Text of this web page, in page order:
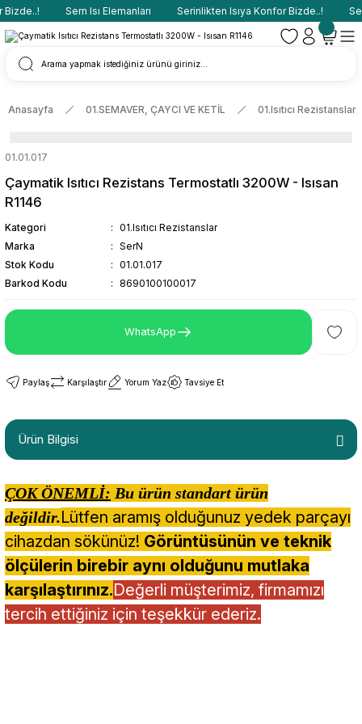
Sern Isı Elemanları Serinlikten Isıya Konfor Bizde..!
Anasayfa 01.SEMAVER, ÇAYCI VE KETİL 01.Isıtıcı Rezistanslar
01.01.017
Çaymatik Isıtıcı Rezistans Termostatlı 3200W - Isısan
R1146
Kategori
01.Isıtıcı Rezistanslar
Marka
SerN
Stok Kodu
01.01.017
Barkod Kodu
8690100100017
WhatsApp
Paylaş Karşılaştır Yorum Yaz Tavsiye Et
Ürün Bilgisi
ÇOK ÖNEMLİ: Bu ürün standart ürün
değildir.Lütfen aramış olduğunuz yedek parçayı
cihazdan sökünüz! Görüntüsünün ve teknik
ölçülerin birebir aynı olduğunu mutlaka
karşılaştırınız.Değerli müşterimiz, firmamızı
tercih ettiğiniz için teşekkür ederiz.